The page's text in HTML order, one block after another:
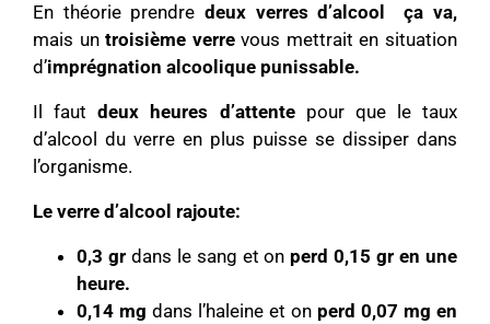
En théorie prendre deux verres d’alcool ça va,
mais untroisième verrevous mettrait en situation
d’imprégnation alcoolique punissable.
Il fautdeux heures d’attentepour que le taux
d’alcool du verre en plus puisse se dissiper dans
l’organisme.
Le verre d’alcool rajoute:
0,3 grdans le sang et on perd 0,15 gr en une
heure.
0,14 mg dans l’haleine et on perd 0,07 mg en